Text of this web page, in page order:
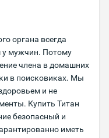
органа всегда
мужчин. Потому
члена в домашних
в поисковиках. Мы
и не
Купить Титан
безопасный и
иметь